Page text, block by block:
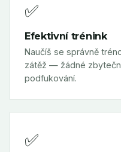
✅
Efektivní trénink
Naučíš se správně
zátěž — žádné
podfukování.
✅